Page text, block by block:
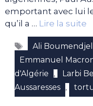
emportant avec lui
qu’il a … Lire la suite
Étiquettes
Ali Boumendjel
Emmanuel
d'Algérie
, Larbi
Aussaresses ,